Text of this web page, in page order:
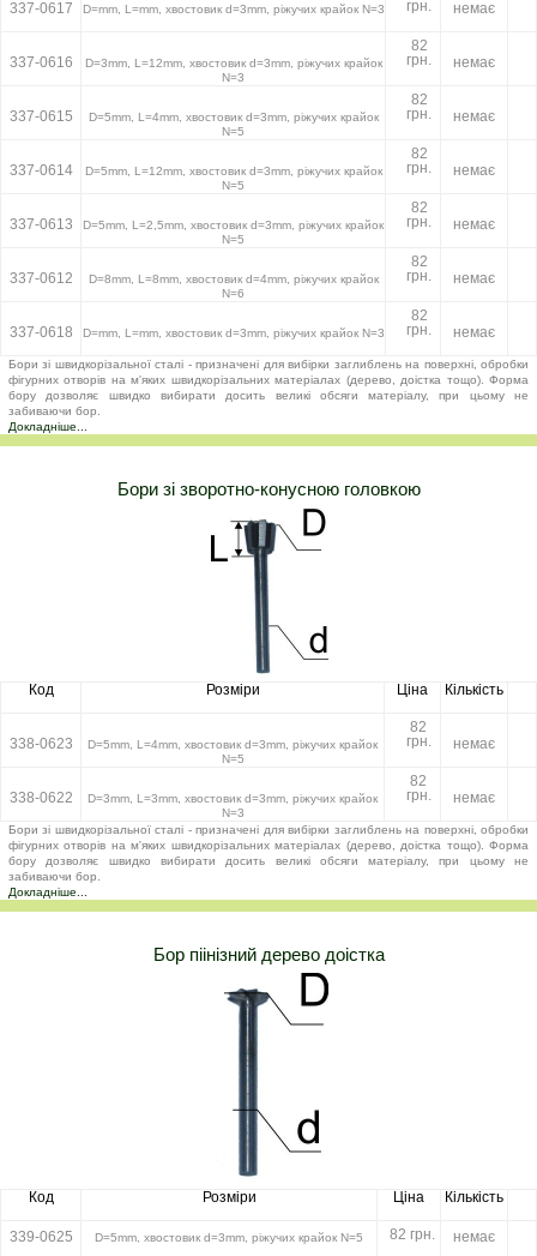
337-0617 D=mm, L=mm, хвостовик d=3mm, ріжучих крайок N=3 грн. немає
337-0616
D=3mm, L=12mm, хвостовик d=3mm, ріжучих крайок
N=3
82
грн.
немає
337-0615
D=5mm, L=4mm, хвостовик d=3mm, ріжучих крайок
N=5
82
грн.
немає
337-0614
D=5mm, L=12mm, хвостовик d=3mm, ріжучих крайок
N=5
82
грн.
немає
337-0613
D=5mm, L=2,5mm, хвостовик d=3mm, ріжучих крайок
N=5
82
грн.
немає
337-0612
D=8mm, L=8mm, хвостовик d=4mm, ріжучих крайок
N=6
82
грн.
немає
337-0618 D=mm, L=mm, хвостовик d=3mm, ріжучих крайок N=3
82
грн.
немає
Бори зі швидкорізальної сталі - призначені для вибірки заглиблень на поверхні, обробки
фігурних отворів на м'яких швидкорізальних матеріалах (дерево, доістка тощо). Форма
бору дозволяє швидко вибирати досить великі обсяги матеріалу, при цьому не
забиваючи бор.
Докладніше...
Бори зі зворотно-конусною головкою
Код Розміри Ціна Кількість
338-0623
D=5mm, L=4mm, хвостовик d=3mm, ріжучих крайок
N=5
82
грн.
немає
338-0622
D=3mm, L=3mm, хвостовик d=3mm, ріжучих крайок
N=3
82
грн.
немає
Бори зі швидкорізальної сталі - призначені для вибірки заглиблень на поверхні, обробки
фігурних отворів на м'яких швидкорізальних матеріалах (дерево, доістка тощо). Форма
бору дозволяє швидко вибирати досить великі обсяги матеріалу, при цьому не
забиваючи бор.
Докладніше...
Бор піінізний дерево доістка
Код Розміри Ціна Кількість
339-0625 D=5mm, хвостовик d=3mm, ріжучих крайок N=5 82 грн. немає